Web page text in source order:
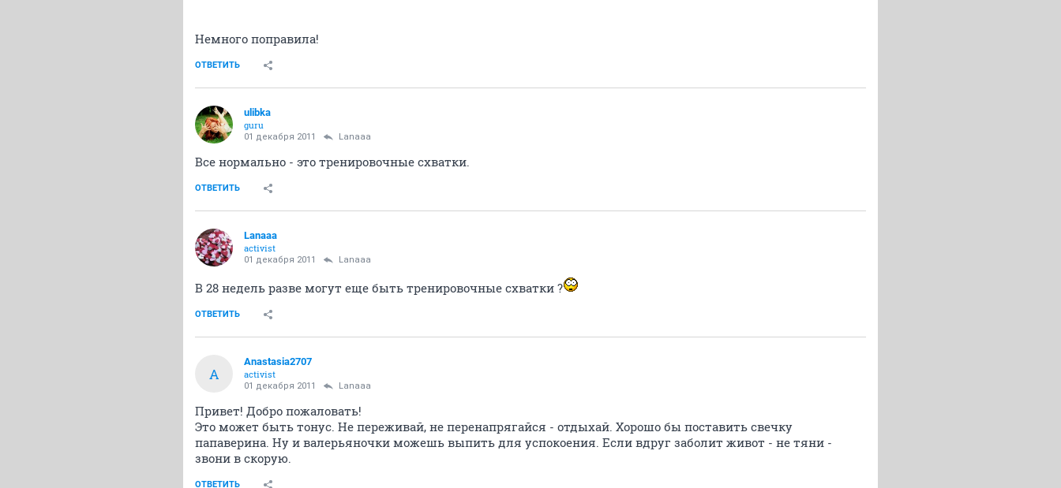
Немного поправила!
ОТВЕТИТЬ
ulibka
guru
01 декабря 2011 Lanaaa
Все нормально - это тренировочные схватки.
ОТВЕТИТЬ
Lanaaa
activist
01 декабря 2011 Lanaaa
В 28 недель разве могут еще быть тренировочные схватки ?
ОТВЕТИТЬ
A
Anastasia2707
activist
01 декабря 2011 Lanaaa
Привет! Добро пожаловать!
Это может быть тонус. Не переживай, не перенапрягайся - отдыхай. Хорошо бы поставить свечку
папаверина. Ну и валерьяночки можешь выпить для успокоения. Если вдруг заболит живот - не тяни -
звони в скорую.
ОТВЕТИТЬ